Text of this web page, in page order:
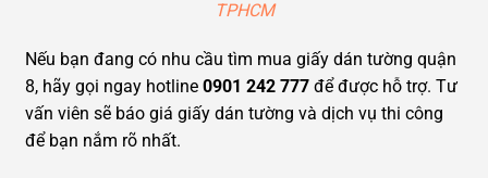
TPHCM
Nếu bạn đang có nhu cầu tìm mua giấy dán tường quận
8, hãy gọi ngay hotline 0901 242 777 để được hỗ trợ. Tư
vấn viên sẽ báo giá giấy dán tường và dịch vụ thi công
để bạn nắm rõ nhất.